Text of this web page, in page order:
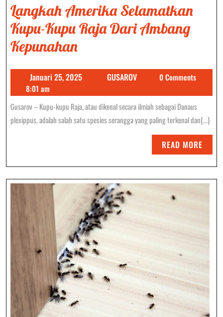
Langkah Amerika Selamatkan
Kupu-Kupu Raja Dari Ambang
KepunahanLangkah
Selamatkan
Kupu-
Kupu
Ambang
Kepunahan
Januari 25, 2025Januari
GUSAROVGUSAROV0 Comments
8:01 am
Gusarov – Kupu-kupu Raja, atau dikenal secara ilmiah sebagai Danaus
plexippus, adalah salah satu spesies serangga yang paling terkenal dan{...}
READ MORE
MORE